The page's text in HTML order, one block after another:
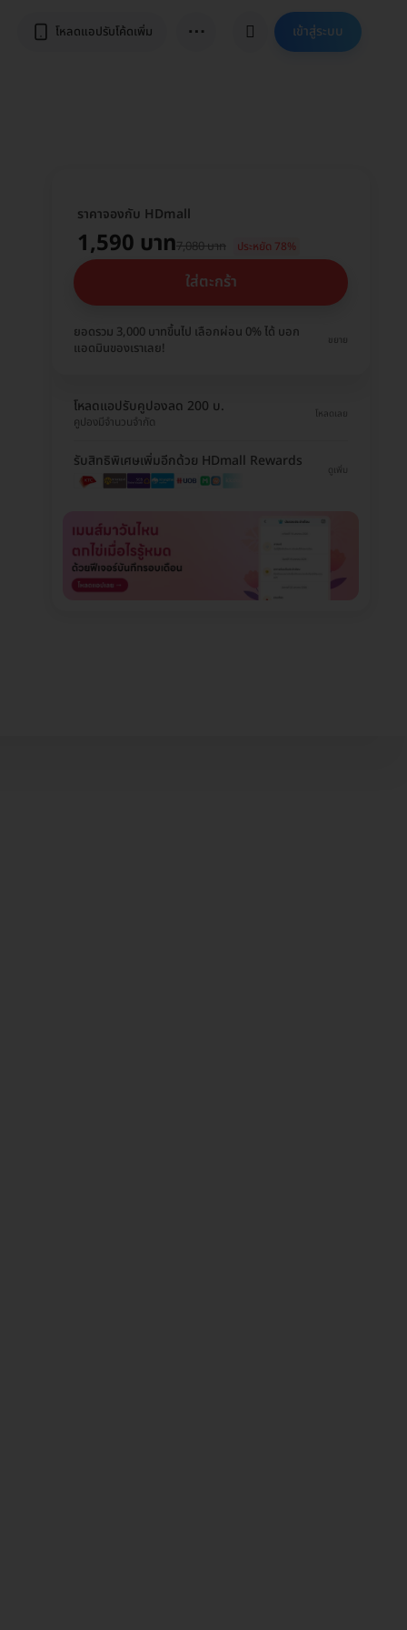
โหลดแอปรับโค้ดเพิ่ม ⋯ เข้าสู่ระบบ
ราคาจองกับ HDmall
1,590 บาท7,080 บาท ประหยัด 78%
ใส่ตะกร้า
ยอดรวม 3,000 บาทขึ้นไป เลือกผ่อน 0% ได้ บอก
แอดมินของเราเลย!
ขยาย
โหลดแอปรับคูปองลด 200 บ.
คูปองมีจำนวนจำกัด
โหลดเลย
รับสิทธิพิเศษเพิ่มอีกด้วย HDmall Rewards
ดูเพิ่ม